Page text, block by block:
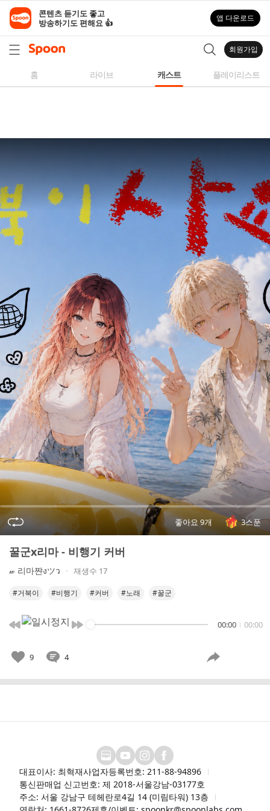
라
자
대
모
사
등
다
디
오
콘
텐
츠
를
들
어
보
세
요.
콘텐츠 듣기도 좋고
방송하기도 편해요 👍
앱 다운로드
회원가입
홈 라이브 캐스트 플레이리스트
좋아요 9개 3스푼
꿀군x리마 - 비행기 커버
𝓌 리마쨘งツว 재생수 17
#거북이 #비행기 #커버 #노래 #꿀군
00:00 00:00
9 4
대표이사: 최혁재사업자등록번호: 211-88-94896
통신판매업 신고번호: 제 2018-서울강남-03177호
주소: 서울 강남구 테헤란로4길 14 (미림타워) 13층